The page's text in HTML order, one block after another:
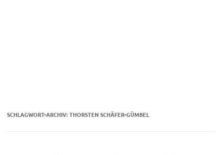
SCHLAGWORT-ARCHIV:THORSTEN SCHÄFER-GÜMBEL